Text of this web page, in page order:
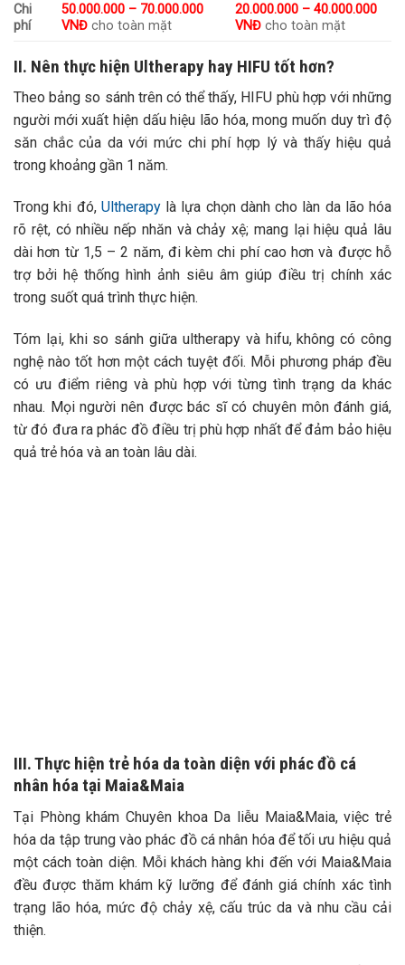
Chi
phí
50.000.000 – 70.000.000
VNĐ cho toàn mặt
20.000.000 – 40.000.000
VNĐ cho toàn mặt
II. Nên thực hiện Ultherapy hay HIFU tốt hơn?
Theo bảng so sánh trên có thể thấy, HIFU phù hợp với những
người mới xuất hiện dấu hiệu lão hóa, mong muốn duy trì độ
săn chắc của da với mức chi phí hợp lý và thấy hiệu quả
trong khoảng gần 1 năm.
Trong khi đó, Ultherapylà lựa chọn dành cho làn da lão hóa
rõ rệt, có nhiều nếp nhăn và chảy xệ; mang lại hiệu quả lâu
dài hơn từ 1,5 – 2 năm, đi kèm chi phí cao hơn và được hỗ
trợ bởi hệ thống hình ảnh siêu âm giúp điều trị chính xác
trong suốt quá trình thực hiện.
Tóm lại, khi so sánh giữa ultherapy và hifu, không có công
nghệ nào tốt hơn một cách tuyệt đối. Mỗi phương pháp đều
có ưu điểm riêng và phù hợp với từng tình trạng da khác
nhau. Mọi người nên được bác sĩ có chuyên môn đánh giá,
từ đó đưa ra phác đồ điều trị phù hợp nhất để đảm bảo hiệu
quả trẻ hóa và an toàn lâu dài.
III. Thực hiện trẻ hóa da toàn diện với phác đồ cá
nhân hóa tại Maia&Maia
Tại Phòng khám Chuyên khoa Da liễu Maia&Maia, việc trẻ
hóa da tập trung vào phác đồ cá nhân hóa để tối ưu hiệu quả
một cách toàn diện. Mỗi khách hàng khi đến với Maia&Maia
đều được thăm khám kỹ lưỡng để đánh giá chính xác tình
trạng lão hóa, mức độ chảy xệ, cấu trúc da và nhu cầu cải
thiện.